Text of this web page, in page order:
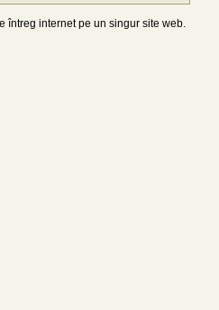
internet pe un singur site web.